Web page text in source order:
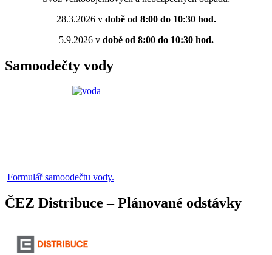
28.3.2026 vdobě od 8:00 do 10:30 hod.
5.9.2026 vdobě od 8:00 do 10:30 hod.
Samoodečty vody
Formulář samoodečtu vody.
ČEZ Distribuce – Plánované odstávky